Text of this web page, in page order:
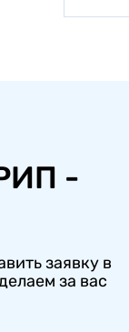
-
заявку в
за вас